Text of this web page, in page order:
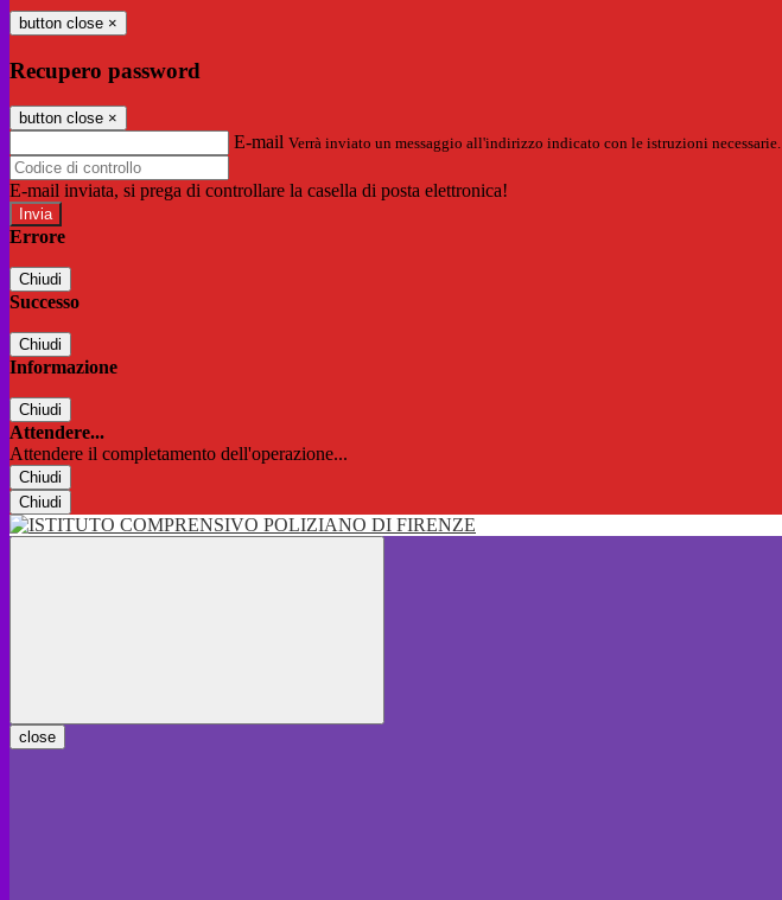
button close ×
Recupero password
button close ×
E-mail Verrà inviato un messaggio all'indirizzo indicato con le istruzioni necessarie.
E-mail inviata, si prega di controllare la casella di posta elettronica!
Errore
Chiudi
Successo
Chiudi
Informazione
Chiudi
Attendere...
Attendere il completamento dell'operazione...
Chiudi
Chiudi
close